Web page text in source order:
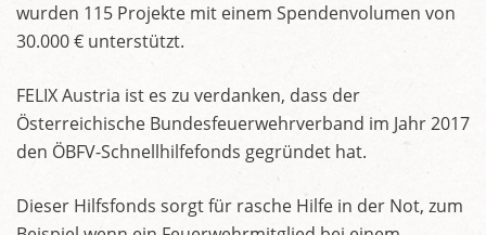
wurden 115 Projekte mit einem Spendenvolumen von
30.000 € unterstützt.
FELIX Austria ist es zu verdanken, dass der
Österreichische Bundesfeuerwehrverband im Jahr 2017
den ÖBFV-Schnellhilfefonds gegründet hat.
Dieser Hilfsfonds sorgt für rasche Hilfe in der Not, zum